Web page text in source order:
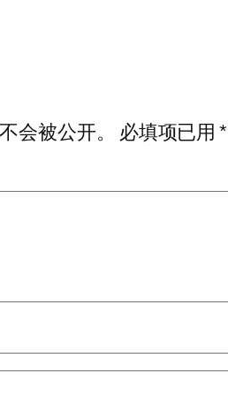
会被公开。
必填项已用*